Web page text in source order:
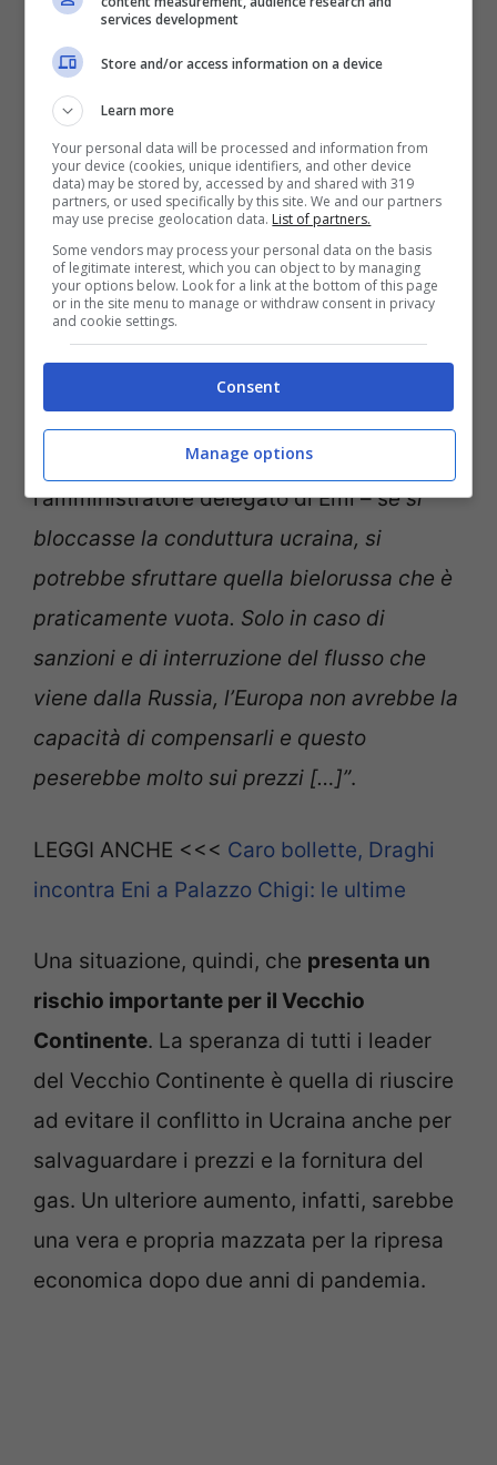
Descalzi sugli effetti della possibile guerra in Ucraina su
luce e gas © Ansa
In questa lunga intervista Descalzi ha
parlato anche dei possibili effetti che una
guerra in Ucraina potrebbe avere sui
prezzi di gas e petrolio. “
stato il conflitto in passato le forniture
non sono mai mancate– ha detto
l’amministratore delegato di Emi – se si
bloccasse la conduttura ucraina, si
potrebbe sfruttare quella bielorussa che è
praticamente vuota. Solo in caso di
sanzioni e di interruzione del flusso che
viene dalla Russia, l’Europa non avrebbe la
capacità di compensarli e questo
peserebbe molto sui prezzi […]”.
LEGGI ANCHE <<< Caro bollette, Draghi
incontra Eni a Palazzo Chigi: le ultime
Una situazione, quindi, che presenta un
rischio importante per il Vecchio
Continente. La speranza di tutti i leader
del Vecchio Continente è quella di riuscire
ad evitare il conflitto in Ucraina anche per
salvaguardare i prezzi e la fornitura del
gas. Un ulteriore aumento, infatti, sarebbe
una vera e propria mazzata per la ripresa
economica dopo due anni di pandemia.
services development
Store and/or access information on a device
Learn more
Your personal data will be processed and information from
your device (cookies, unique identifiers, and other device
data) may be stored by, accessed by and shared with 319
partners, or used specifically by this site. We and our partners
may use precise geolocation data. List of partners.
Some vendors may process your personal data on the basis
of legitimate interest, which you can object to by managing
your options below. Look for a link at the bottom of this page
or in the site menu to manage or withdraw consent in privacy
and cookie settings.
Consent
Manage options